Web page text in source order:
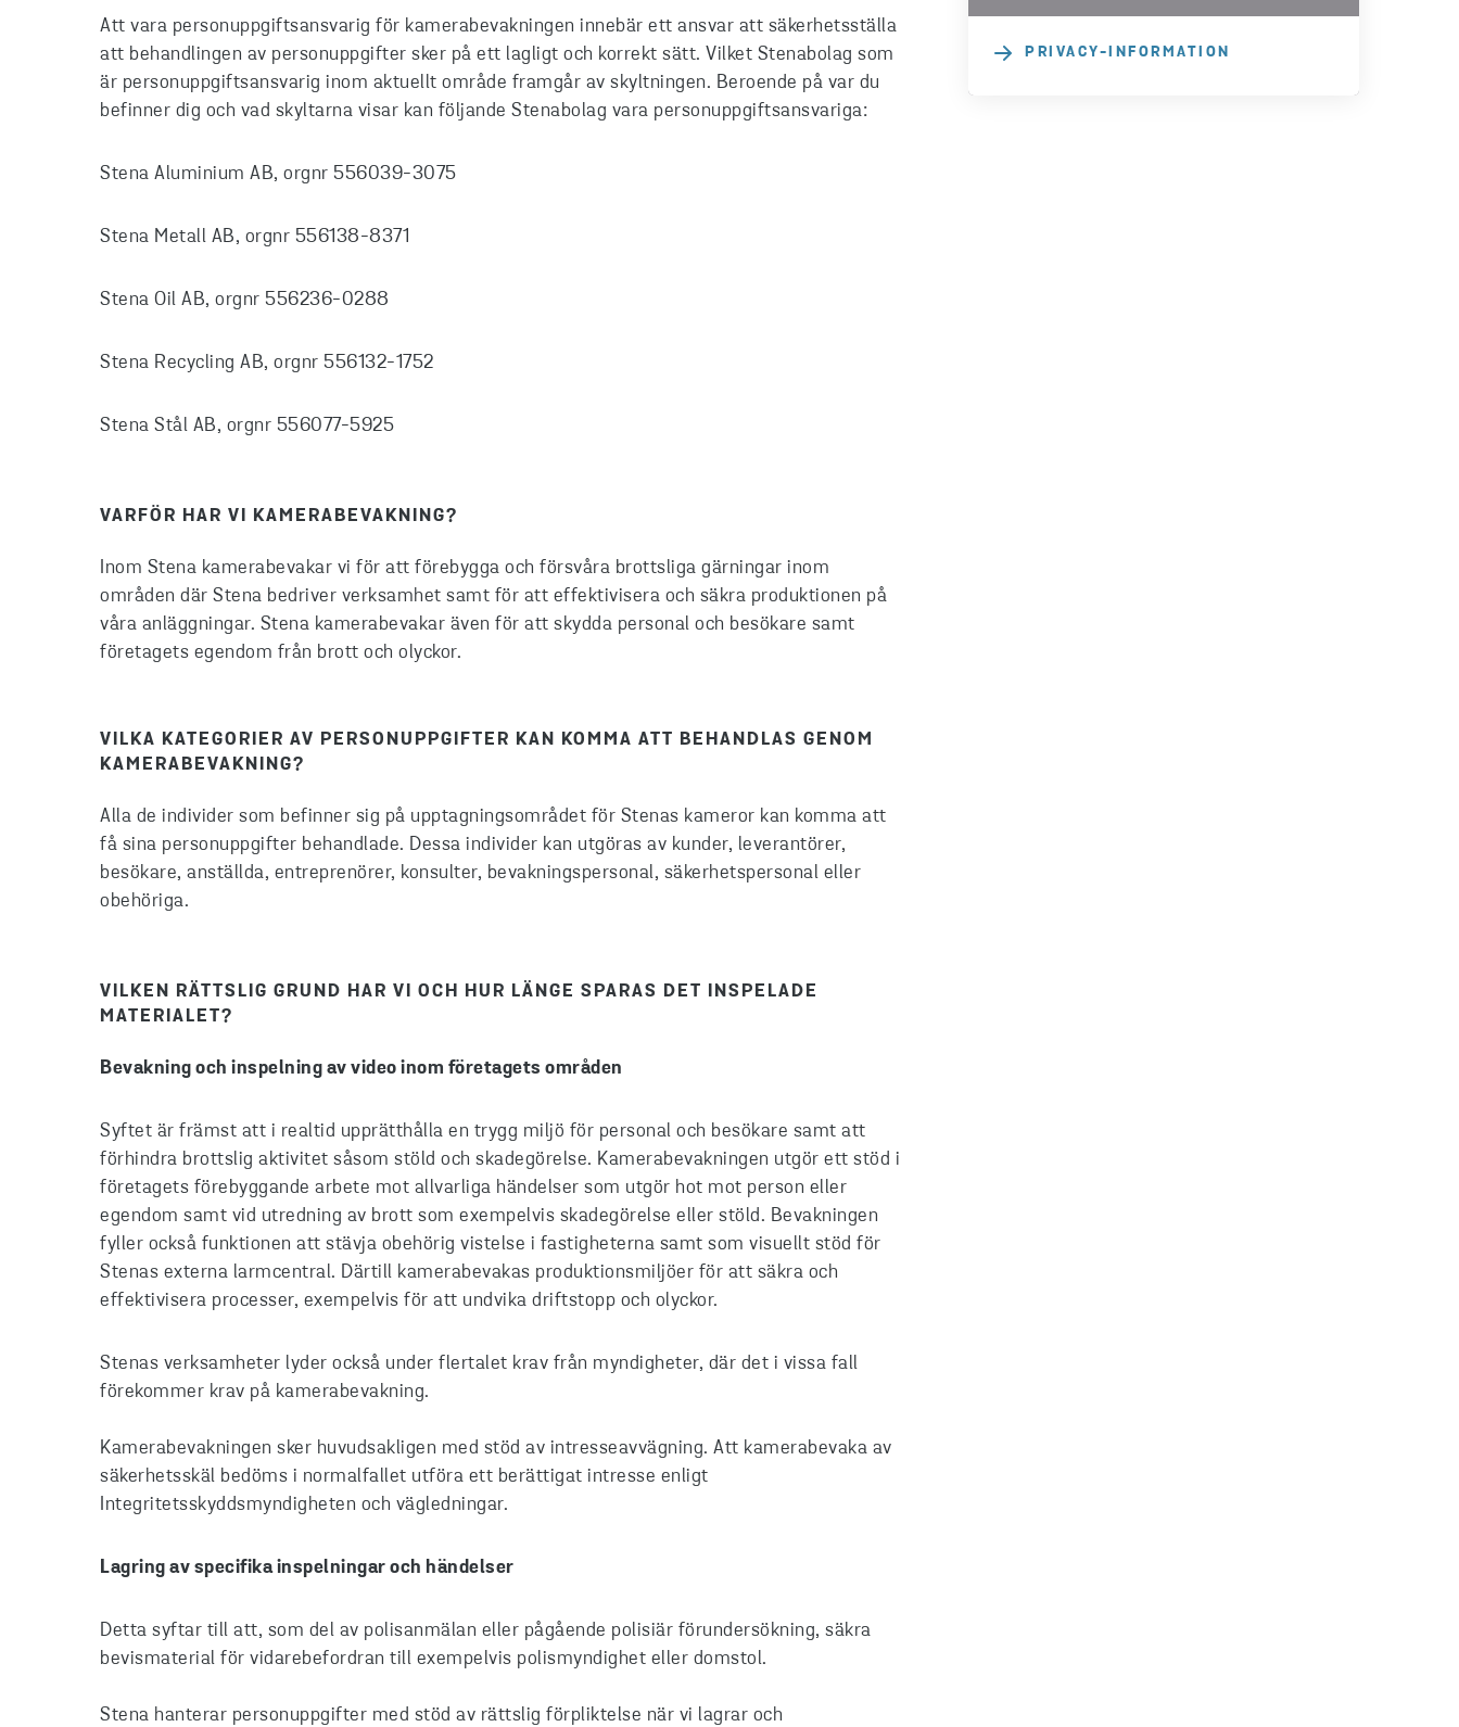
Att vara personuppgiftsansvarig för kamerabevakningen innebär ett ansvar att säkerhetsställa
att behandlingen av personuppgifter sker på ett lagligt och korrekt sätt. Vilket Stenabolag som
är personuppgiftsansvarig inom aktuellt område framgår av skyltningen. Beroende på var du
befinner dig och vad skyltarna visar kan följande Stenabolag vara personuppgiftsansvariga:
Stena Aluminium AB, orgnr 556039-3075
Stena Metall AB, orgnr 556138-8371
Stena Oil AB, orgnr 556236-0288
Stena Recycling AB, orgnr 556132-1752
Stena Stål AB, orgnr 556077-5925
VARFÖR HAR VI KAMERABEVAKNING?
Inom Stena kamerabevakar vi för att förebygga och försvåra brottsliga gärningar inom
områden där Stena bedriver verksamhet samt för att effektivisera och säkra produktionen på
våra anläggningar. Stena kamerabevakar även för att skydda personal och besökare samt
företagets egendom från brott och olyckor.
VILKA KATEGORIER AV PERSONUPPGIFTER KAN KOMMA ATT BEHANDLAS GENOM
KAMERABEVAKNING?
Alla de individer som befinner sig på upptagningsområdet för Stenas kameror kan komma att
få sina personuppgifter behandlade. Dessa individer kan utgöras av kunder, leverantörer,
besökare, anställda, entreprenörer, konsulter, bevakningspersonal, säkerhetspersonal eller
obehöriga.
VILKEN RÄTTSLIG GRUND HAR VI OCH HUR LÄNGE SPARAS DET INSPELADE
MATERIALET?
Bevakning och inspelning av video inom företagets områden
Syftet är främst att i realtid upprätthålla en trygg miljö för personal och besökare samt att
förhindra brottslig aktivitet såsom stöld och skadegörelse. Kamerabevakningen utgör ett stöd i
företagets förebyggande arbete mot allvarliga händelser som utgör hot mot person eller
egendom samt vid utredning av brott som exempelvis skadegörelse eller stöld. Bevakningen
fyller också funktionen att stävja obehörig vistelse i fastigheterna samt som visuellt stöd för
Stenas externa larmcentral. Därtill kamerabevakas produktionsmiljöer för att säkra och
effektivisera processer, exempelvis för att undvika driftstopp och olyckor.
Stenas verksamheter lyder också under flertalet krav från myndigheter, där det i vissa fall
förekommer krav på kamerabevakning.
Kamerabevakningen sker huvudsakligen med stöd av intresseavvägning. Att kamerabevaka av
säkerhetsskäl bedöms i normalfallet utföra ett berättigat intresse enligt
Integritetsskyddsmyndigheten och vägledningar.
Lagring av specifika inspelningar och händelser
Detta syftar till att, som del av polisanmälan eller pågående polisiär förundersökning, säkra
bevismaterial för vidarebefordran till exempelvis polismyndighet eller domstol.
Stena hanterar personuppgifter med stöd av rättslig förpliktelse när vi lagrar och
PRIVACY-INFORMATION